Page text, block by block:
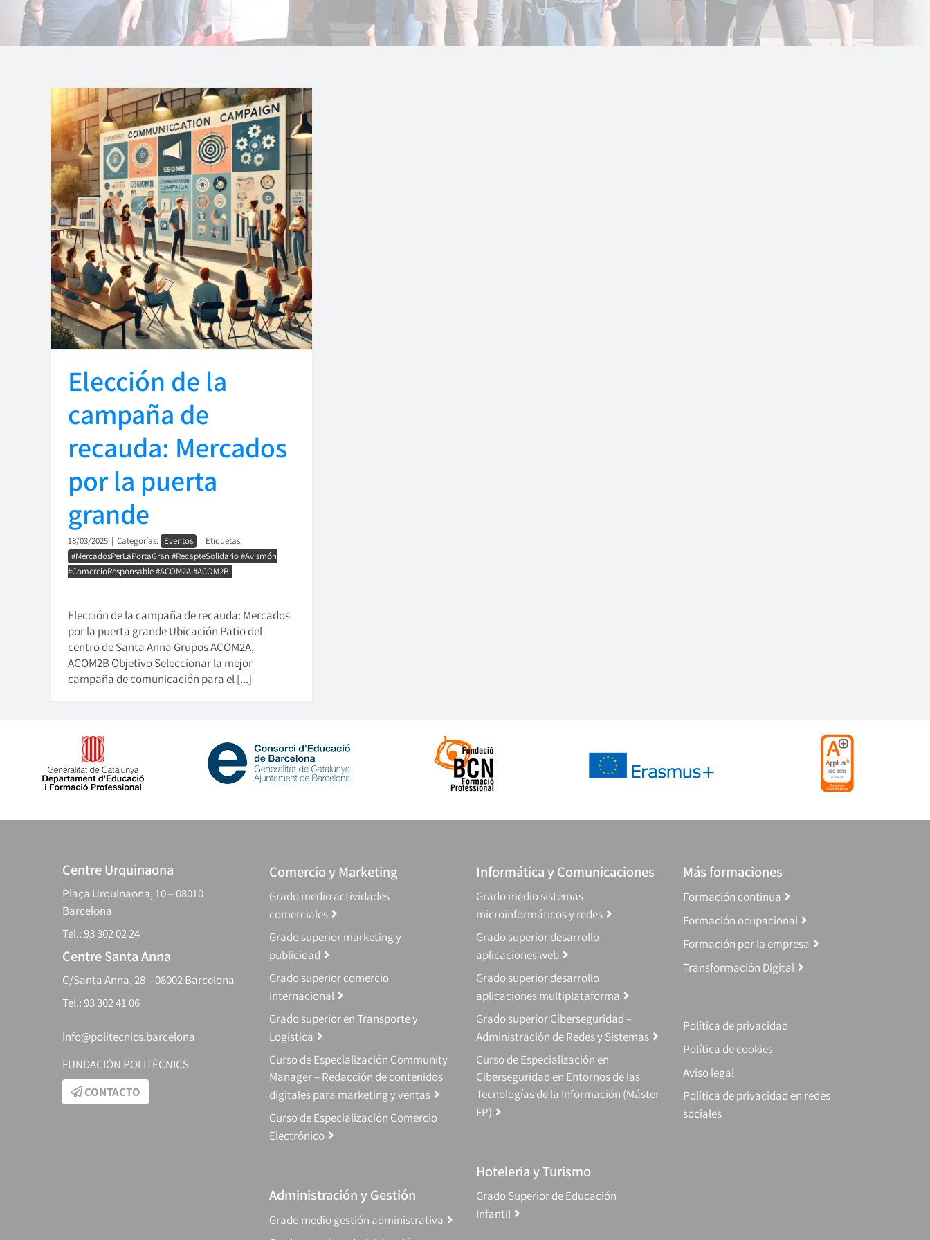
Elección de la
campaña de
recauda: Mercados
por la puerta
grande
18/03/2025 | Categorías: Eventos | Etiquetas:
#MercadosPerLaPortaGran #RecapteSolidario #Avismón
#ComercioResponsable #ACOM2A #ACOM2B
Elección de la campaña de recauda: Mercados
por la puerta grande Ubicación Patio del
centro de Santa Anna Grupos ACOM2A,
ACOM2B Objetivo Seleccionar la mejor
campaña de comunicación para el [...]
Centre Urquinaona
Plaça Urquinaona, 10 – 08010
Barcelona
Tel.: 93 302 02 24
Centre Santa Anna
C/Santa Anna, 28 – 08002 Barcelona
Tel.: 93 302 41 06
info@politecnics.barcelona
FUNDACIÓN POLITÈCNICS
CONTACTO
Comercio y Marketing
Grado medio actividades
comerciales
Grado superior marketing y
publicidad
Grado superior comercio
internacional
Grado superior en Transporte y
Logística
Curso de Especialización Community
Manager – Redacción de contenidos
digitales para marketing y ventas
Curso de Especialización Comercio
Electrónico
Administración y Gestión
Grado medio gestión administrativa
Informática y Comunicaciones
Grado medio sistemas
microinformáticos y redes
Grado superior desarrollo
aplicaciones web
Grado superior desarrollo
aplicaciones multiplataforma
Grado superior Ciberseguridad –
Administración de Redes y Sistemas
Curso de Especialización en
Ciberseguridad en Entornos de las
Tecnologías de la Información (Máster
FP)
Hoteleria y Turismo
Grado Superior de Educación
Infantil
Más formaciones
Formación continua
Formación ocupacional
Formación por la empresa
Transformación Digital
Política de privacidad
Política de cookies
Aviso legal
Política de privacidad en redes
sociales